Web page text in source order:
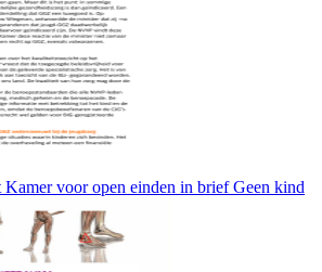
voor open einden in brief Geen kind